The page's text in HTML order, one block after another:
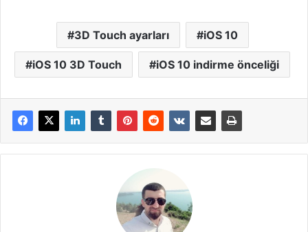
3D Touch ayarları iOS 10
iOS 10 3D Touch iOS 10 indirme önceliği